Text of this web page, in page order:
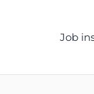
Job